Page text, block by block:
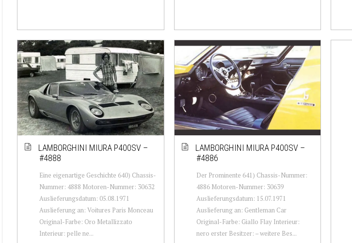
LAMBORGHINI MIURA P400SV –
#4888
Eine eigenartige Geschichte 640) Chassis-
Nummer: 4888 Motoren-Nummer: 30632
Auslieferungsdatum: 05.08.1971
Auslieferung an: Voitures Paris Monceau
Original-Farbe: Oro Metallizzato
Interieur: pelle ne...
LAMBORGHINI MIURA P400SV –
#4886
Der Prominente 641) Chassis-Nummer:
4886 Motoren-Nummer: 30639
Auslieferungsdatum: 15.07.1971
Auslieferung an: Gentleman Car
Original-Farbe: Giallo Flay Interieur:
nero erster Besitzer: – weitere Bes...